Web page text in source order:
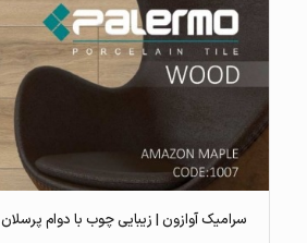
سرامیک آوازون | زیبایی چوب با دوام پرسلان